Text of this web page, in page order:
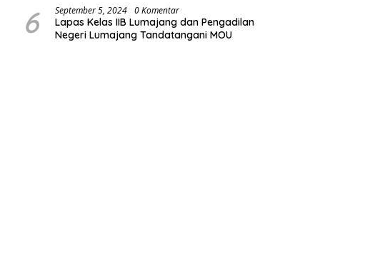
6 September 5, 2024 0 Komentar
Lapas Kelas IIB Lumajang dan Pengadilan
Negeri Lumajang Tandatangani MOU